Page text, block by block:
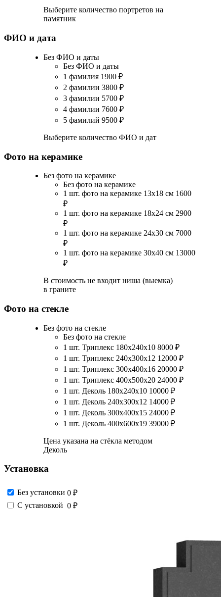
Выберите количество портретов на
памятник
ФИО и дата
Без ФИО и даты
Без ФИО и даты
1 фамилия 1900 ₽
2 фамилии 3800 ₽
3 фамилии 5700 ₽
4 фамилии 7600 ₽
5 фамилий 9500 ₽
Выберите количество ФИО и дат
Фото на керамике
Без фото на керамике
Без фото на керамике
1 шт. фото на керамике 13х18 см 1600
₽
1 шт. фото на керамике 18х24 см 2900
₽
1 шт. фото на керамике 24х30 см 7000
₽
1 шт. фото на керамике 30х40 см 13000
₽
В стоимость не входит ниша (выемка)
в граните
Фото на стекле
Без фото на стекле
Без фото на стекле
1 шт. Триплекс 180х240х10 8000 ₽
1 шт. Триплекс 240х300х12 12000 ₽
1 шт. Триплекс 300х400х16 20000 ₽
1 шт. Триплекс 400х500х20 24000 ₽
1 шт. Деколь 180х240х10 10000 ₽
1 шт. Деколь 240х300х12 14000 ₽
1 шт. Деколь 300х400х15 24000 ₽
1 шт. Деколь 400х600х19 39000 ₽
Цена указана на стёкла методом
Деколь
Установка
Без установки 0 ₽
С установкой 0 ₽